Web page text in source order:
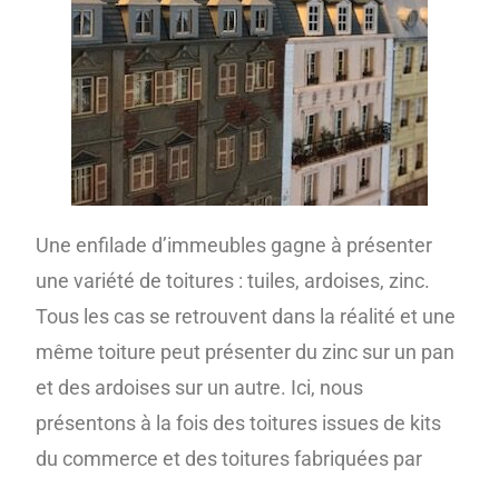
Une enfilade d’immeubles gagne à présenter
une variété de toitures : tuiles, ardoises, zinc.
Tous les cas se retrouvent dans la réalité et une
même toiture peut présenter du zinc sur un pan
et des ardoises sur un autre. Ici, nous
présentons à la fois des toitures issues de kits
du commerce et des toitures fabriquées par